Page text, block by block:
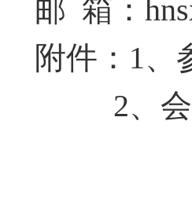
邮 箱：
附件： 1、
2、